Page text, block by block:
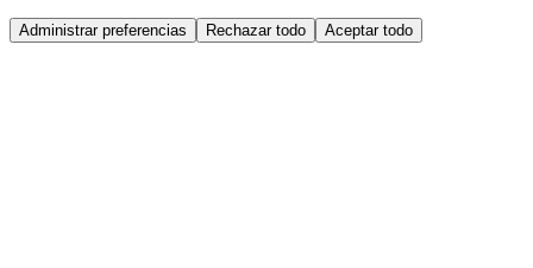
Administrar preferencias Rechazar todo Aceptar todo